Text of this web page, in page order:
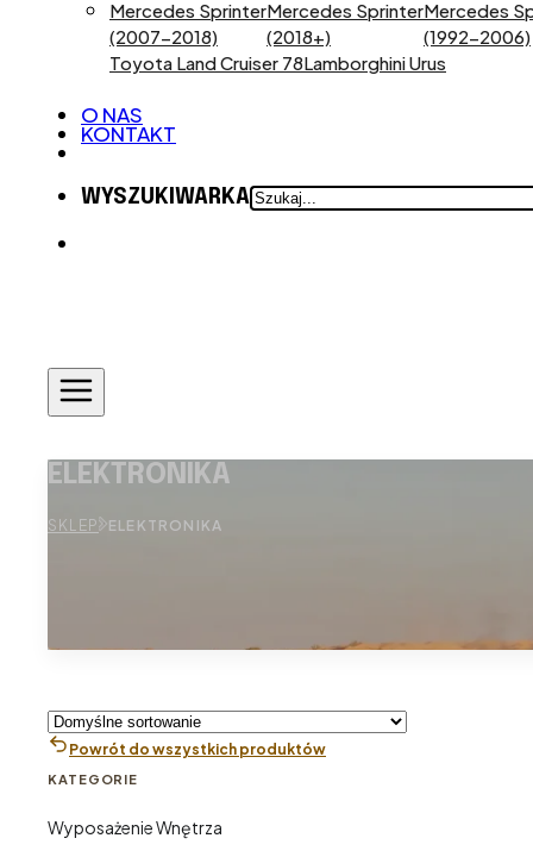
Mercedes Sprinter
(2007-2018)
Mercedes Sprinter
(2018+)
Mercedes
(1992-2006)
Toyota Land Cruiser 78Lamborghini Urus
O NAS
KONTAKT
WYSZUKIWARKASZUKAJ
ELEKTRONIKA
SKLEP ELEKTRONIKA
Powrót do wszystkich produktów
KATEGORIE
Wyposażenie Wnętrza